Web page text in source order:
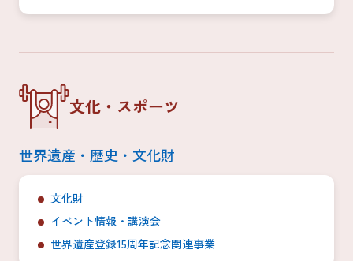
文化・スポーツ
世界遺産・歴史・文化財
文化財
イベント情報・講演会
世界遺産登録15周年記念関連事業